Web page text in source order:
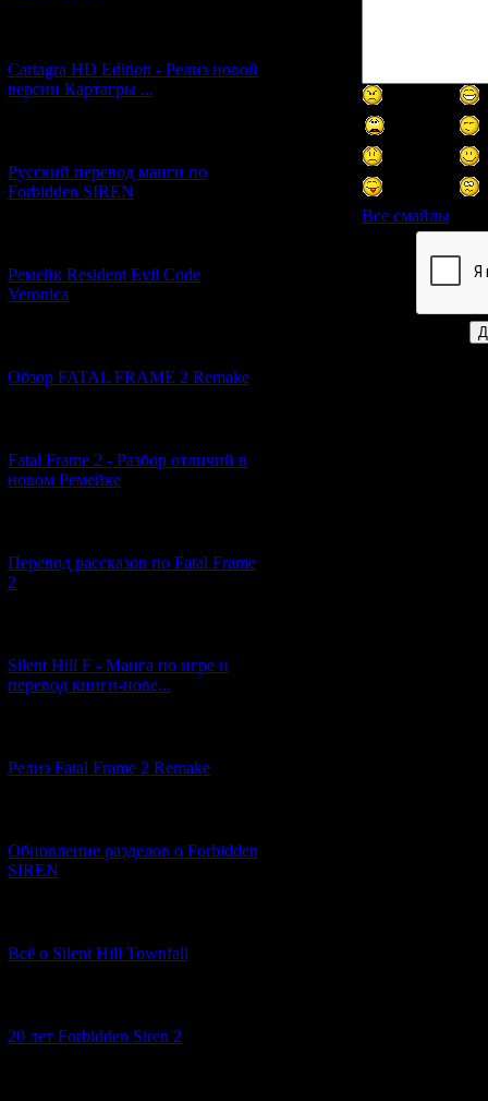
Cartagra HD Edition - Релиз новой
версии Картагры ...
Русский перевод манги по
Forbidden SIREN
Ремейк Resident Evil Code
Veronica
Обзор FATAL FRAME 2 Remake
Fatal Frame 2 - Разбор отличий в
новом Ремейке
Перевод рассказов по Fatal Frame
2
Silent Hill F - Манга по игре и
перевод книги-нове...
Релиз Fatal Frame 2 Remake
Обновление разделов о Forbidden
SIREN
Всё о Silent Hill Townfall
20 лет Forbidden Siren 2
Все смайлы